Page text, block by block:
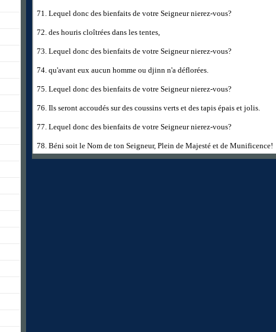
71. Lequel donc des bienfaits de votre Seigneur nierez-vous?
72. des houris cloîtrées dans les tentes,
73. Lequel donc des bienfaits de votre Seigneur nierez-vous?
74. qu'avant eux aucun homme ou djinn n'a déflorées.
75. Lequel donc des bienfaits de votre Seigneur nierez-vous?
76. Ils seront accoudés sur des coussins verts et des tapis épais et jolis.
77. Lequel donc des bienfaits de votre Seigneur nierez-vous?
78. Béni soit le Nom de ton Seigneur, Plein de Majesté et de Munificence!